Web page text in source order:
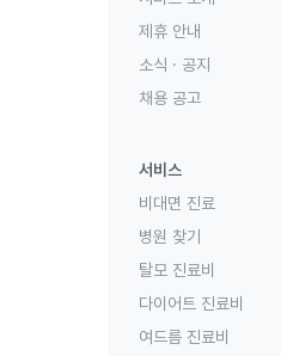
제휴 안내
소식 · 공지
채용 공고
서비스
비대면 진료
병원 찾기
탈모 진료비
다이어트 진료비
여드름 진료비